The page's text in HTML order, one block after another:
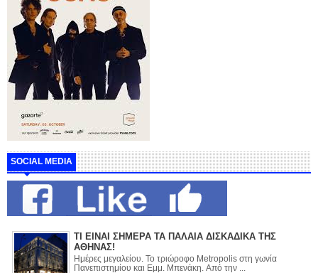
SOCIAL MEDIA
ΤΙ ΕΙΝΑΙ ΣΗΜΕΡΑ ΤΑ ΠΑΛΑΙΑ ΔΙΣΚΑΔΙΚΑ ΤΗΣ
ΑΘΗΝΑΣ!
Ημέρες μεγαλείου. Το τριώροφο Metropolis στη γωνία
Πανεπιστημίου και Εμμ. Μπενάκη. Από την ...